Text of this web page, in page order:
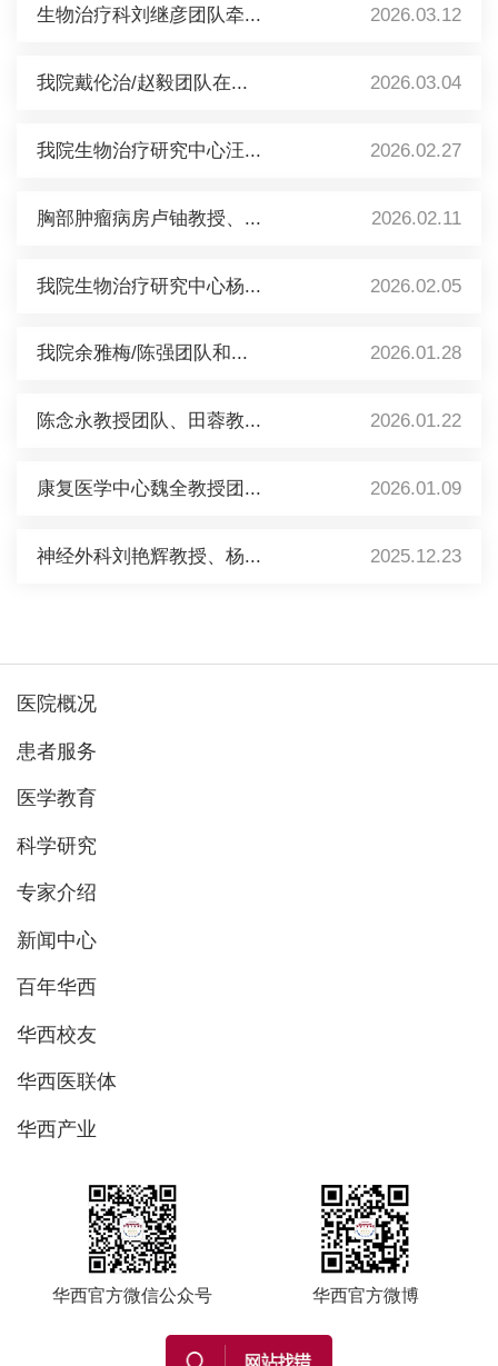
生物治疗科刘继彦团队牵... 2026.03.12
我院戴伦治/赵毅团队在... 2026.03.04
我院生物治疗研究中心汪... 2026.02.27
胸部肿瘤病房卢铀教授、... 2026.02.11
我院生物治疗研究中心杨... 2026.02.05
我院余雅梅/陈强团队和... 2026.01.28
陈念永教授团队、田蓉教... 2026.01.22
康复医学中心魏全教授团... 2026.01.09
神经外科刘艳辉教授、杨... 2025.12.23
医院概况
患者服务
医学教育
科学研究
专家介绍
新闻中心
百年华西
华西校友
华西医联体
华西产业
华西官方微信公众号 华西官方微博